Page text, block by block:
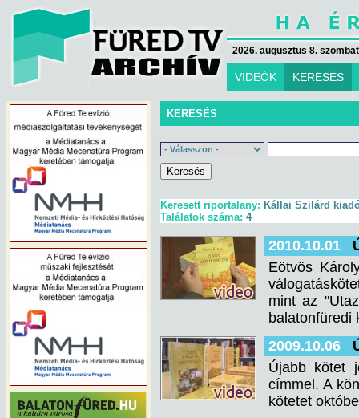
2026. augusztus 8.
VIDEÓK KERESÉS
KERESÉS
Keresett riportalany: Kállai Szilárd
Találatok száma: 4
2010.10.01
Eötvös
mint az
balatonfüredi
2009.10.06
Újabb kötet
címmel. A
kötetet